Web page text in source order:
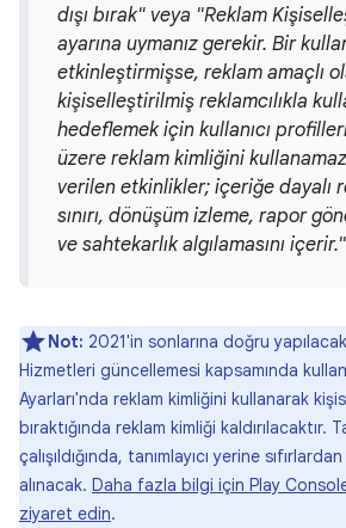
dışı bırak" veya "Reklam
ayarına uymanız gerekir. Bir
etkinleştirmişse, reklam amaçlı
kişiselleştirilmiş reklamcılıkla
hedeflemek için kullanıcı
üzere reklam kimliğini
verilen etkinlikler; içeriğe dayalı
sınırı, dönüşüm izleme, rapor
ve sahtekarlık algılamasını içerir."
Not: 2021'in sonlarına doğru
Hizmetleri güncellemesi kapsamında
Ayarları'nda reklam kimliğini kullanarak
bıraktığında reklam kimliği kaldırılacaktır.
çalışıldığında, tanımlayıcı yerine
alınacak. Daha fazla bilgi için Play
ziyaret edin.